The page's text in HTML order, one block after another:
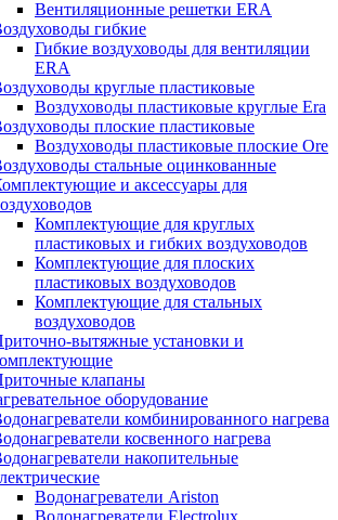
Вентиляционные решетки ERA
гибкие
Гибкие воздуховоды для вентиляции
ERA
круглые пластиковые
Воздуховоды пластиковые круглые Era
плоские пластиковые
Воздуховоды пластиковые плоские Ore
стальные оцинкованные
и аксессуары для
Комплектующие для круглых
пластиковых и гибких воздуховодов
Комплектующие для плоских
пластиковых воздуховодов
Комплектующие для стальных
воздуховодов
вытяжные установки и
клапаны
оборудование
комбинированного нагрева
косвенного нагрева
накопительные
Водонагреватели Ariston